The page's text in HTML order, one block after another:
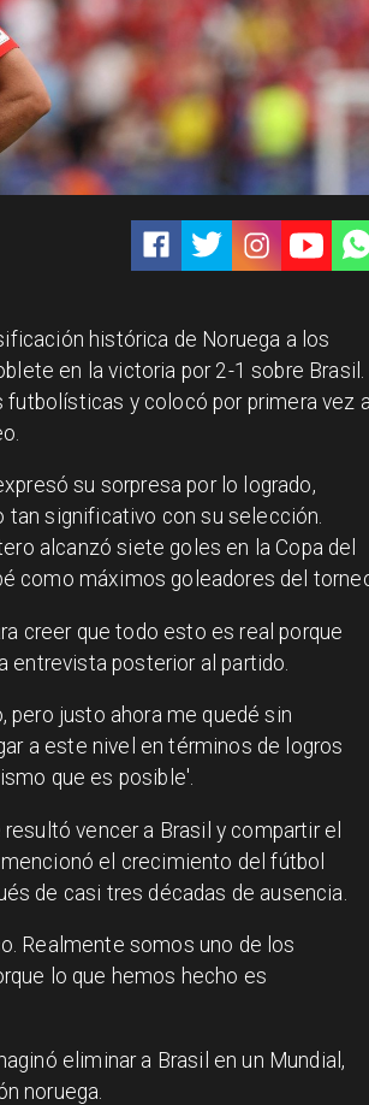
histórica de Noruega a los
en la victoria por 2-1 sobre Brasil.
y colocó por primera vez al
su sorpresa por lo logrado,
tan significativo con su selección.
alcanzó siete goles en la Copa del
como máximos goleadores del
creer que todo esto es real porque
entrevista posterior al partido.
pero justo ahora me quedé sin
a este nivel en términos de logros
que es posible'.
vencer a Brasil y compartir el
el crecimiento del fútbol
de casi tres décadas de ausencia.
Realmente somos uno de los
lo que hemos hecho es
eliminar a Brasil en un Mundial,
noruega.